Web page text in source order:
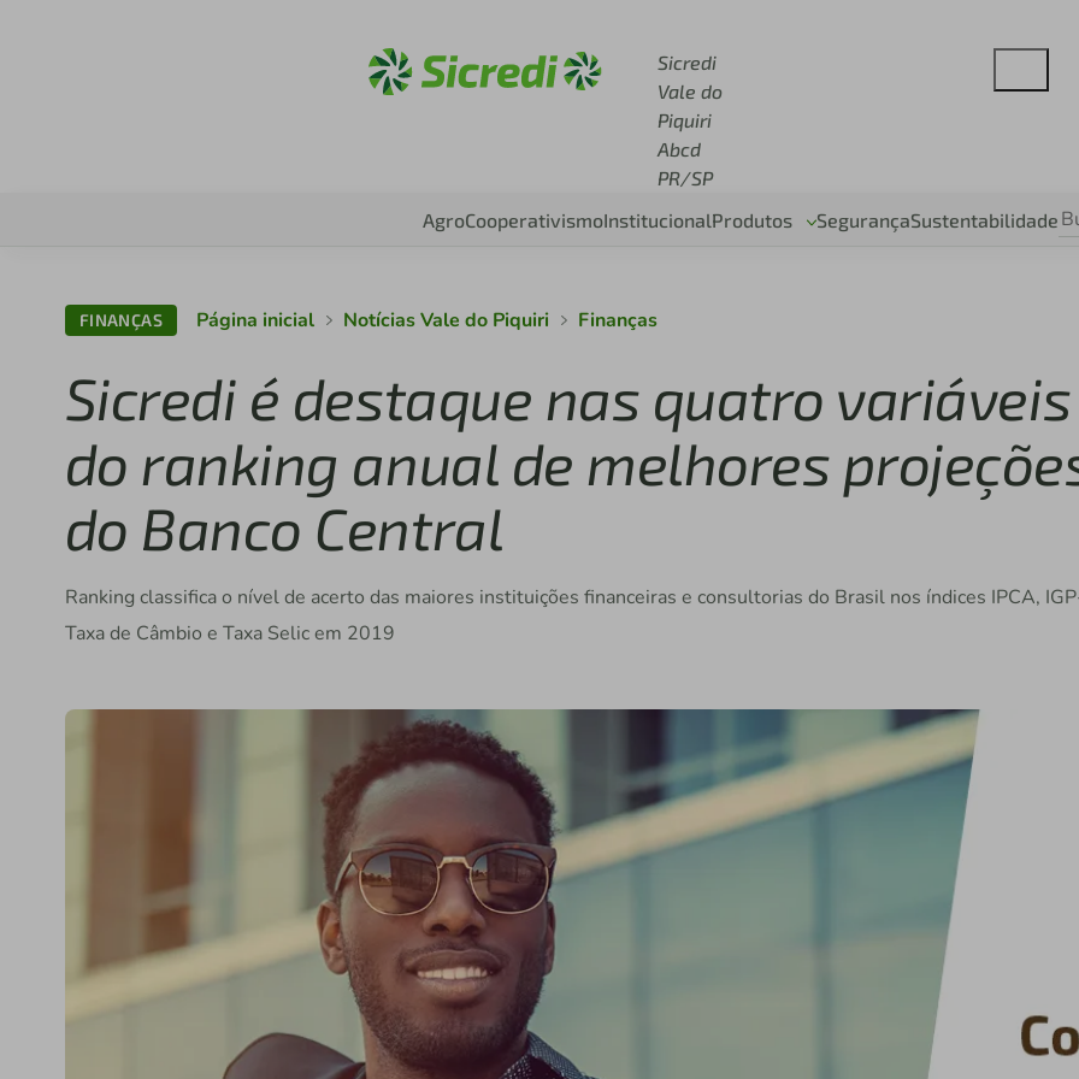
Sicredi
Vale do
Piquiri
Abcd
PR/SP
AgroCooperativismoInstitucionalProdutos SegurançaSustentabilidade
FINANÇAS Página inicial Notícias Vale do Piquiri Finanças
Sicredi é destaque nas quatro variáveis
do ranking anual de melhores
do Banco Central
Ranking classifica o nível de acerto das maiores instituições financeiras e consultorias do Brasil nos índices IPCA,
Taxa de Câmbio e Taxa Selic em 2019